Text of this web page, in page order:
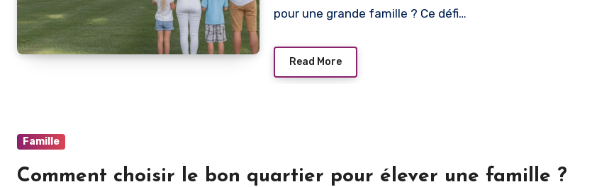
pour une grande famille ? Ce défi…
Read More
Famille
Comment choisir le bon quartier pour élever une famille ?